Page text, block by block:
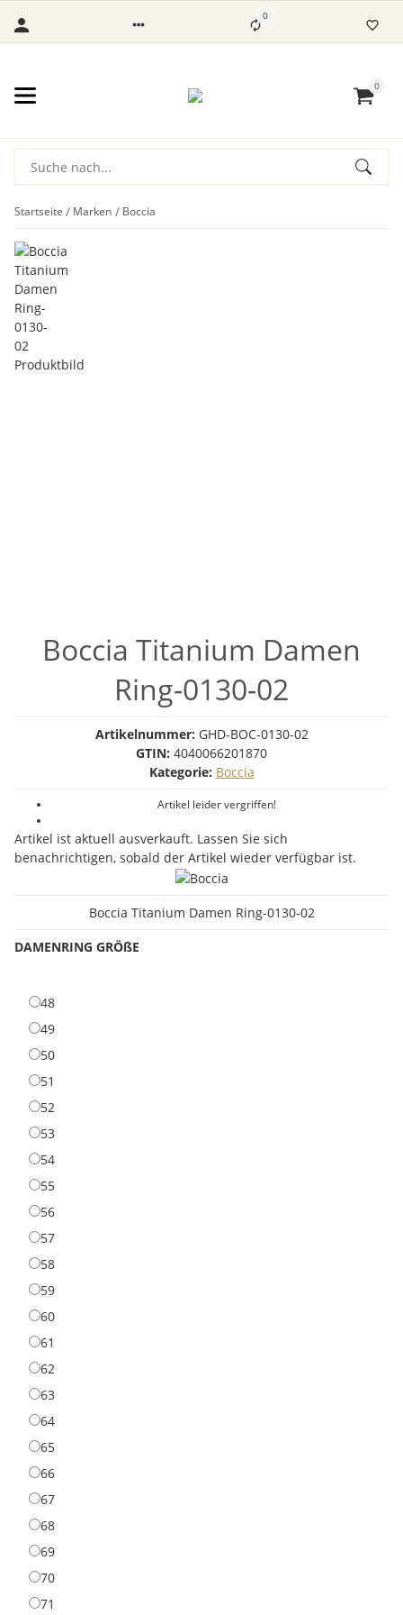
0
0
Startseite Marken Boccia
Boccia Titanium Damen
Ring-0130-02
Artikelnummer: GHD-BOC-0130-02
GTIN: 4040066201870
Kategorie: Boccia
Artikel leider vergriffen!
Artikel ist aktuell ausverkauft. Lassen Sie sich
benachrichtigen, sobald der Artikel wieder verfügbar ist.
Boccia Titanium Damen Ring-0130-02
DAMENRING GRÖßE
48
49
50
51
52
53
54
55
56
57
58
59
60
61
62
63
64
65
66
67
68
69
70
71